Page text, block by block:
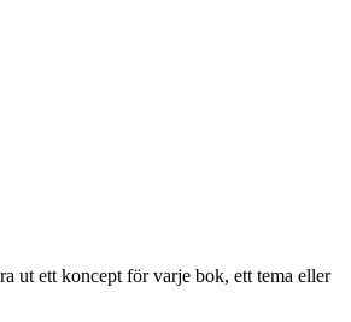
ut ett koncept för varje bok, ett tema eller